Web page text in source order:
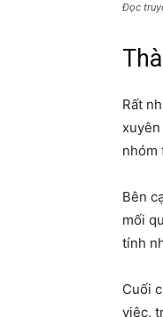
Đọc
Rất
nhóm
Bên
mối
tính
Cuối
việc,